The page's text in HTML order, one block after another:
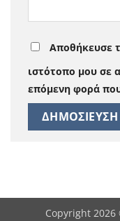
Αποθήκευσε
ιστότοπο μου σε
επόμενη φορά
Copyright 2026